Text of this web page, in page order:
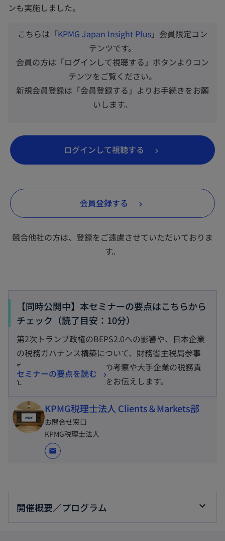
ンも実施しました。
こちらは「KPMG Japan Insight Plus」会員限定コン
テンツです。
会員の方は「ログインして視聴する」ボタンよりコン
テンツをご覧ください。
新規会員登録は「会員登録する」よりお手続きをお願
いします。
ログインして視聴する
し
タ
で
開
会員登録する
し
タ
く
競合他社の方は、登録をご遠慮させていただいておりま
す。
【同時公開中】本セミナーの要点はこちらから
チェック（読了目安：10分）
第2次トランプ政権のBEPS2.0への影響や、日本企業
の税務ガバナンス構築について、財務省主税局参事
官をはじめとした各講師の考察や大手企業の税務責
任者を交えた議論の要点をお伝えします。
セミナーの要点を読む
KPMG税理士法人 Clients＆Markets部
お問合せ窓口
KPMG税理士法人
mail
開催概要／プログラム